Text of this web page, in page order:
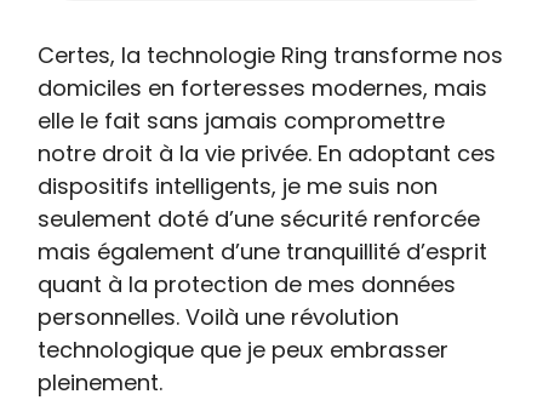
Certes, la technologie Ring transforme nos
domiciles en forteresses modernes, mais
elle le fait sans jamais compromettre
notre droit à la vie privée. En adoptant ces
dispositifs intelligents, je me suis non
seulement doté d’une sécurité renforcée
mais également d’une tranquillité d’esprit
quant à la protection de mes données
personnelles. Voilà une révolution
technologique que je peux embrasser
pleinement.